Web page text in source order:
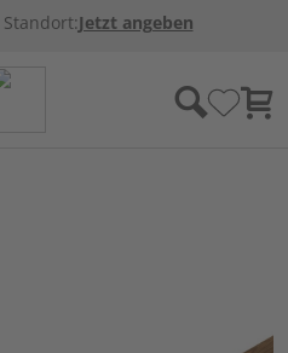
Jetzt angeben